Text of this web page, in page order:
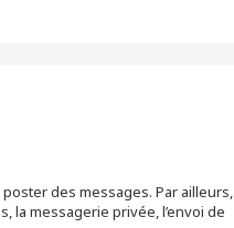
des messages. Par ailleurs,
la messagerie privée, l’envoi de